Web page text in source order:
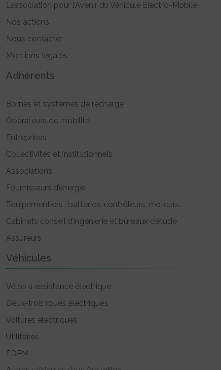
L’association pour l’Avenir du Véhicule Electro-Mobile
Nos actions
Nous contacter
Mentions légales
Adhérents
Bornes et systèmes de recharge
Opérateurs de mobilité
Entreprises
Collectivités et institutionnels
Associations
Fournisseurs d’énergie
Equipementiers : batteries, contrôleurs, moteurs..
Cabinets conseil d’ingénierie et bureaux d’étude
Assureurs
Véhicules
Vélos à assistance électrique
Deux-trois roues électriques
Voitures électriques
Utilitaires
EDPM